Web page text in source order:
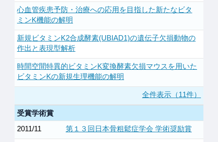
心血管疾患予防・治療への応用を目指した新たなビタ
ミンK機能の解明
新規ビタミンK2合成酵素(UBIAD1)の遺伝子欠損動物の
作出と表現型解析
時間空間特異的ビタミンK変換酵素欠損マウスを用いた
ビタミンKの新規生理機能の解明
全件表示（11件）
受賞学術賞
2011/11
第１３回日本骨粗鬆症学会 学術奨励賞